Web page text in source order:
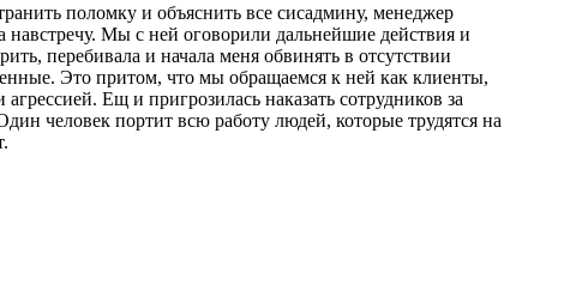
поломку и объяснить все сисадмину, менеджер
Мы с ней оговорили дальнейшие действия и
перебивала и начала меня обвинять в отсутствии
Это притом, что мы обращаемся к ней как клиенты,
Ещ и пригрозилась наказать сотрудников за
человек портит всю работу людей, которые трудятся на